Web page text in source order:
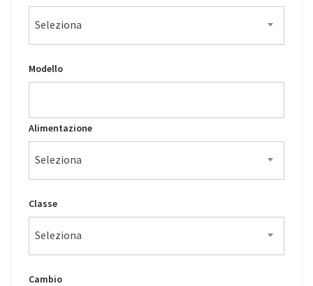
Seleziona
Modello
Alimentazione
Seleziona
Classe
Seleziona
Cambio